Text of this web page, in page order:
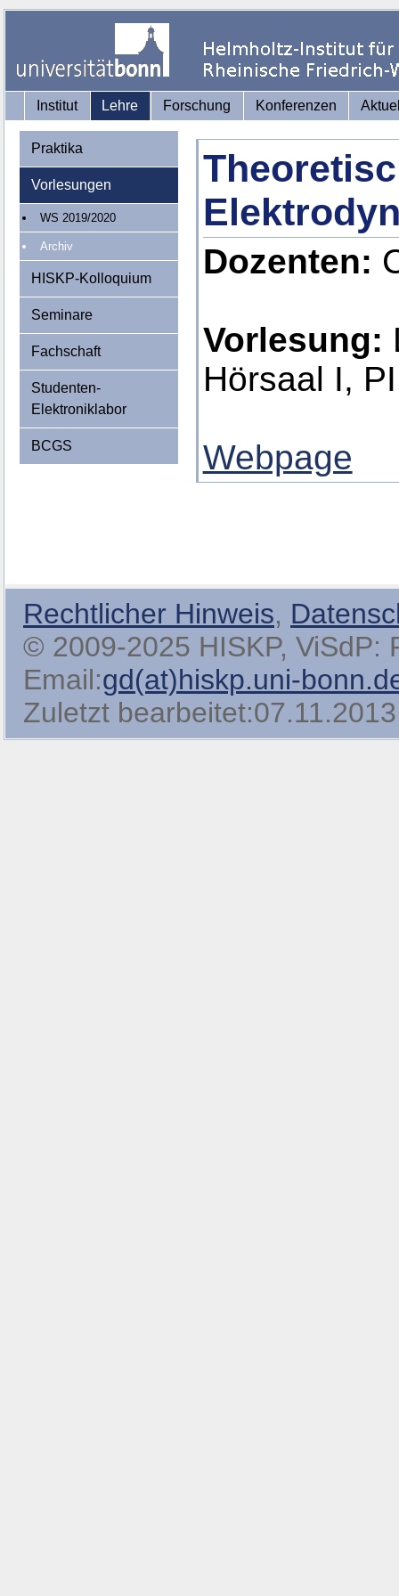
Institut Lehre Forschung Konferenzen
Praktika
Vorlesungen
WS 2019/2020
Archiv
HISKP-Kolloquium
Seminare
Fachschaft
Studenten-
Elektroniklabor
BCGS
Dozenten:
Vorlesung:
Hörsaal I, PI
Webpage
Rechtlicher Hinweis,
© 2009-2025 HISKP, ViSdP:
Email:gd(at)hiskp.uni-
Zuletzt